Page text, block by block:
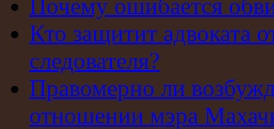
Почему ошибается
Кто защитит адвоката
следователя?
Правомерно ли
отношении мэра